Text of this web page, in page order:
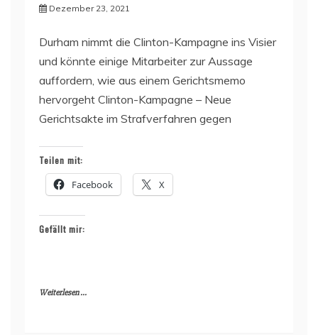
Dezember 23, 2021
Durham nimmt die Clinton-Kampagne ins Visier
und könnte einige Mitarbeiter zur Aussage
auffordern, wie aus einem Gerichtsmemo
hervorgeht Clinton-Kampagne – Neue
Gerichtsakte im Strafverfahren gegen
Teilen mit:
Facebook X
Gefällt mir:
Weiterlesen ...